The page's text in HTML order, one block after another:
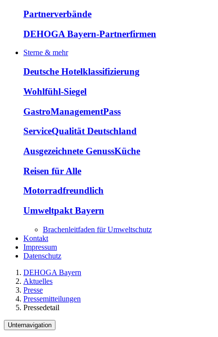
Partnerverbände
DEHOGA Bayern-Partnerfirmen
Sterne & mehr
Deutsche Hotelklassifizierung
Wohlfühl-Siegel
GastroManagementPass
ServiceQualität Deutschland
Ausgezeichnete GenussKüche
Reisen für Alle
Motorradfreundlich
Umweltpakt Bayern
Brachenleitfaden für Umweltschutz
Kontakt
Impressum
Datenschutz
DEHOGA Bayern
Aktuelles
Presse
Pressemitteilungen
Pressedetail
Unternavigation